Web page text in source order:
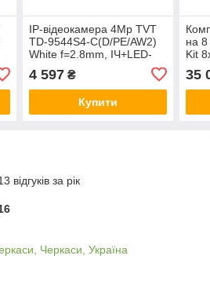
IP-відеокамера 4Mp TVT
TD-9544S4-C(D/PE/AW2)
White f=2.8mm, ІЧ+LED-
мікрофоном (77-00325)
4 597₴
Купити
на
Kit
6Mp
35
відгуків за рік
Черкаси, Україна